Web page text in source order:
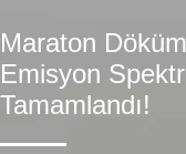
Maraton
Emisyon
Tamamlandı!